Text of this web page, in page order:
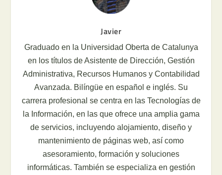
Javier
Graduado en la Universidad Oberta de Catalunya
en los títulos de Asistente de Dirección, Gestión
Administrativa, Recursos Humanos y Contabilidad
Avanzada. Bilíngüe en español e inglés. Su
carrera profesional se centra en las Tecnologías de
la Información, en las que ofrece una amplia gama
de servicios, incluyendo alojamiento, diseño y
mantenimiento de páginas web, así como
asesoramiento, formación y soluciones
informáticas. También se especializa en gestión